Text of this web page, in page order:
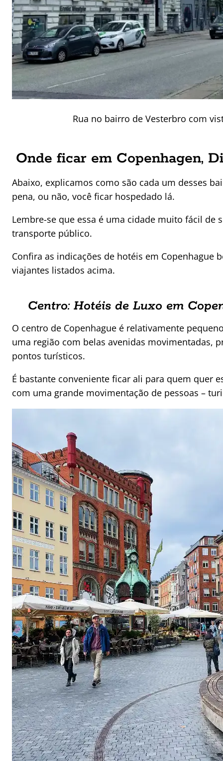
Rua no bairro de Vesterbro com
Onde ficar em Copenhagen,
Abaixo, explicamos como são cada um desses
pena, ou não, você ficar hospedado lá.
Lembre-se que essa é uma cidade muito fácil de
transporte público.
Confira as indicações de hotéis em Copenhague
viajantes listados acima.
Centro: Hotéis de Luxo em
O centro de Copenhague é relativamente
uma região com belas avenidas movimentadas,
pontos turísticos.
É bastante conveniente ficar ali para quem quer
com uma grande movimentação de pessoas –